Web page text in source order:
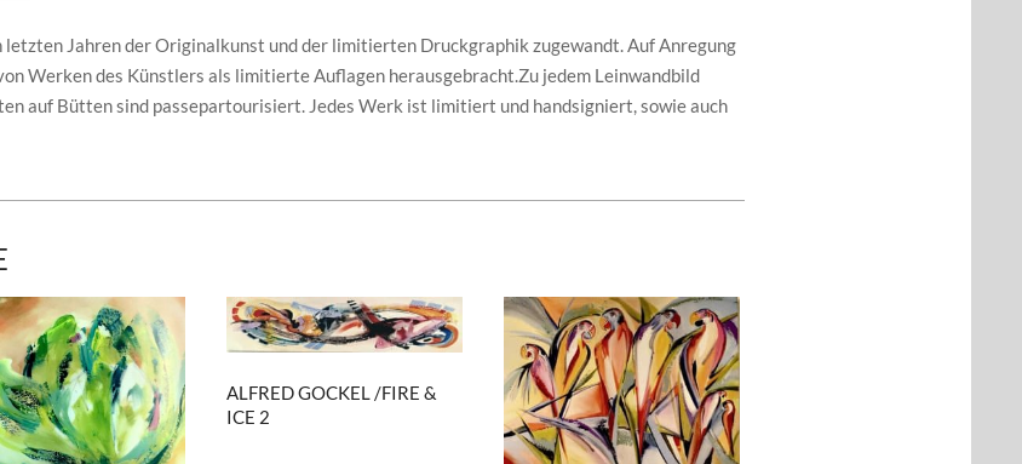
Jahren der Originalkunst und der limitierten Druckgraphik zugewandt. Auf Anregung
Werken des Künstlers als limitierte Auflagen herausgebracht.Zu jedem Leinwandbild
auf Bütten sind passepartourisiert. Jedes Werk ist limitiert und handsigniert, sowie auch
ALFRED GOCKEL /FIRE &
ICE 2